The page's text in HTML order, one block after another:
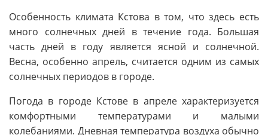
Особенность климата Кстова в том, что здесь есть
много солнечных дней в течение года. Большая
часть дней в году является ясной и солнечной.
Весна, особенно апрель, считается одним из самых
солнечных периодов в городе.
Погода в городе Кстове в апреле характеризуется
комфортными температурами и малыми
колебаниями. Дневная температура воздуха обычно